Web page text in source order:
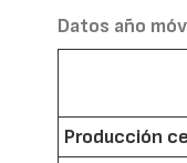
Datos año
Producción